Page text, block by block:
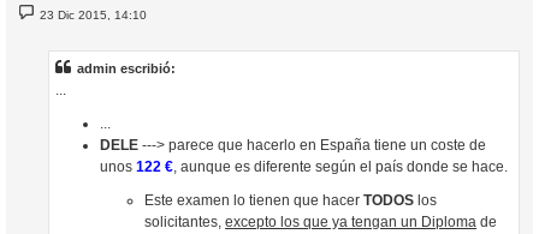
M
e
23 Dic 2015, 14:10
admin escribió:
...
...
DELE ---> parece que hacerlo en España tiene un coste de
unos122 €, aunque es diferente según el país donde se hace.
Este examen lo tienen que hacerTODOS los
solicitantes,excepto los que ya tengan un Diploma de